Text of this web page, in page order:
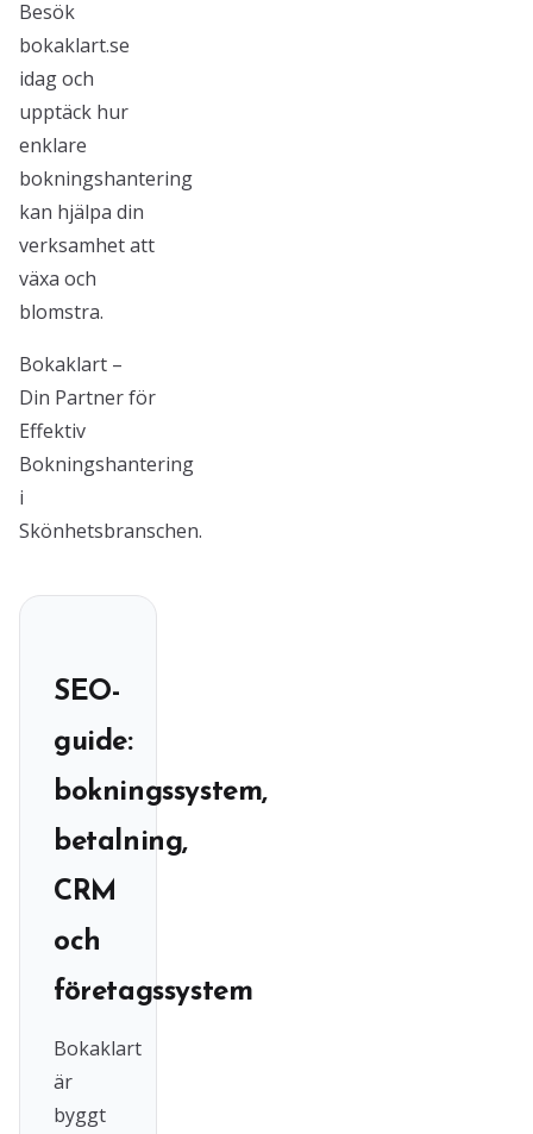
Besök
bokaklart.se
idag och
upptäck hur
enklare
bokningshantering
kan hjälpa din
verksamhet att
växa och
blomstra.
Bokaklart –
Din Partner för
Effektiv
Bokningshantering
i
Skönhetsbranschen.
SEO-
guide:
bokningssystem,
betalning,
CRM
och
företagssystem
Bokaklart
är
byggt